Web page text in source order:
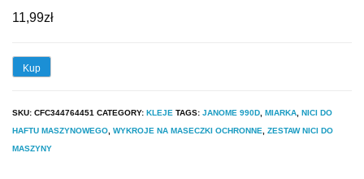
11,99zł
Kup
SKU: CFC344764451 CATEGORY: KLEJE TAGS: JANOME 990D, MIARKA, NICI DO
HAFTU MASZYNOWEGO, WYKROJE NA MASECZKI OCHRONNE, ZESTAW NICI DO
MASZYNY